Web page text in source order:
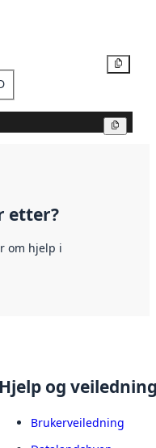
etter?
om hjelp i
Hjelp og
Brukerveiledning